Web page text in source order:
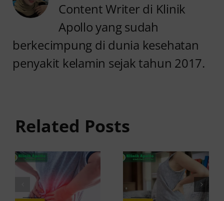
Content Writer di Klinik
Apollo yang sudah
berkecimpung di dunia kesehatan
penyakit kelamin sejak tahun 2017.
Related Posts
Penyebab
Sering
Kambuh
dan Cara
Atasinya
Anyang
Penyebab
dan
Solusinya